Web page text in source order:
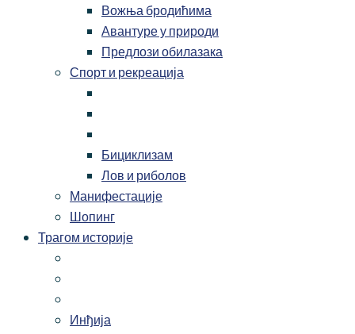
Вожња бродићима
Авантуре у природи
Предлози обилазака
Спорт и рекреација
Бициклизам
Лов и риболов
Манифестације
Шопинг
Трагом историје
Инђија